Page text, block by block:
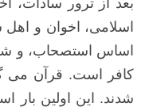
اسلامی، اخوان و اهل
اساس استصحاب، و
کافر است. قرآن می
شدند. این اولین